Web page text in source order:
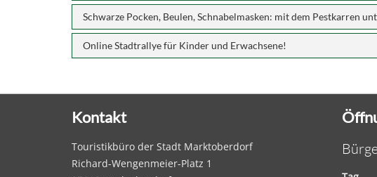
Schwarze Pocken, Beulen, Schnabelmasken: mit dem Pestkarren
Online Stadtrallye für Kinder und Erwachsene!
Kontakt
Touristikbüro der Stadt Marktoberdorf
Richard-Wengenmeier-Platz 1